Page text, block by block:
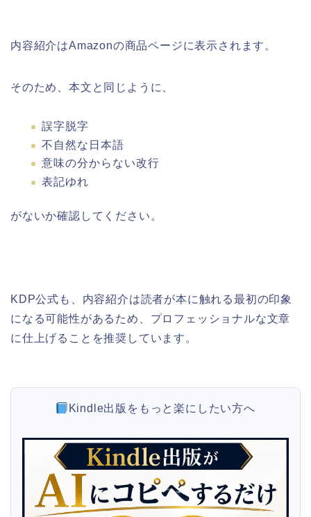
内容紹介はAmazonの商品ページに表示されます。
そのため、本文と同じように、
誤字脱字
不自然な日本語
意味の分からない改行
表記ゆれ
がないか確認してください。
KDP公式も、内容紹介は読者が本に触れる最初の印象
になる可能性があるため、プロフェッショナルな文章
に仕上げることを推奨しています。
Kindle出版をもっと楽にしたい方へ